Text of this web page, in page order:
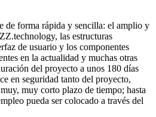
de forma rápida y sencilla: el amplio y
las estructuras
de usuario y los componentes
en la actualidad y muchas otras
del proyecto a unos 180 días
en seguridad tanto del proyecto,
muy corto plazo de tiempo; hasta
pueda ser colocado a través del